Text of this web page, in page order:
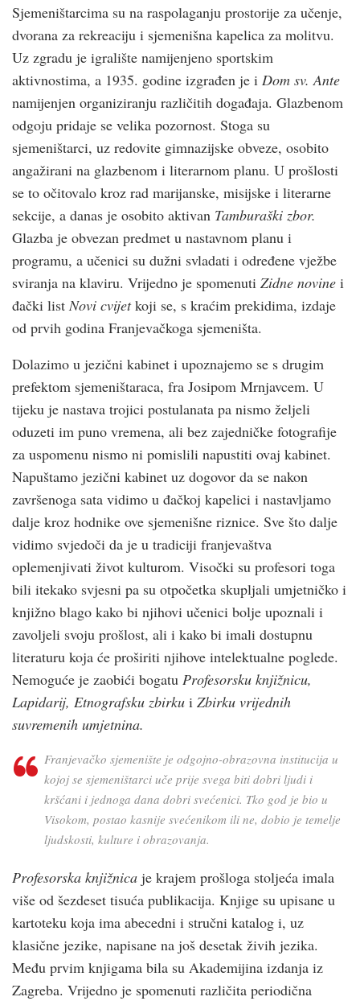
Sjemeništarcima su na raspolaganju prostorije za učenje,
dvorana za rekreaciju i sjemenišna kapelica za molitvu.
Uz zgradu je igralište namijenjeno sportskim
aktivnostima, a 1935. godine izgrađen je i Dom sv. Ante
namijenjen organiziranju različitih događaja. Glazbenom
odgoju pridaje se velika pozornost. Stoga su
sjemeništarci, uz redovite gimnazijske obveze, osobito
angažirani na glazbenom i literarnom planu. U prošlosti
se to očitovalo kroz rad marijanske, misijske i literarne
sekcije, a danas je osobito aktivan Tamburaški zbor.
Glazba je obvezan predmet u nastavnom planu i
programu, a učenici su dužni svladati i određene vježbe
sviranja na klaviru. Vrijedno je spomenuti Zidne novine i
đački listNovi cvijetkoji se, s kraćim prekidima, izdaje
od prvih godina Franjevačkoga sjemeništa.
Dolazimo u jezični kabinet i upoznajemo se s drugim
prefektom sjemeništaraca, fra Josipom Mrnjavcem. U
tijeku je nastava trojici postulanata pa nismo željeli
oduzeti im puno vremena, ali bez zajedničke fotografije
za uspomenu nismo ni pomislili napustiti ovaj kabinet.
Napuštamo jezični kabinet uz dogovor da se nakon
završenoga sata vidimo u đačkoj kapelici i nastavljamo
dalje kroz hodnike ove sjemenišne riznice. Sve što dalje
vidimo svjedoči da je u tradiciji franjevaštva
oplemenjivati život kulturom. Visočki su profesori toga
bili itekako svjesni pa su otpočetka skupljali umjetničko i
knjižno blago kako bi njihovi učenici bolje upoznali i
zavoljeli svoju prošlost, ali i kako bi imali dostupnu
literaturu koja će proširiti njihove intelektualne poglede.
Nemoguće je zaobići bogatu Profesorsku knjižnicu,
Lapidarij, Etnografsku zbirku i Zbirku vrijednih
suvremenih umjetnina.
Franjevačko sjemenište je odgojno-obrazovna institucija u
kojoj se sjemeništarci uče prije svega biti dobri ljudi i
kršćani i jednoga dana dobri svećenici. Tko god je bio u
Visokom, postao kasnije svećenikom ili ne, dobio je temelje
ljudskosti, kulture i obrazovanja.
Profesorska knjižnica je krajem prošloga stoljeća imala
više od šezdeset tisuća publikacija. Knjige su upisane u
kartoteku koja ima abecedni i stručni katalog i, uz
klasične jezike, napisane na još desetak živih jezika.
Među prvim knjigama bila su Akademijina izdanja iz
Zagreba. Vrijedno je spomenuti različita periodična